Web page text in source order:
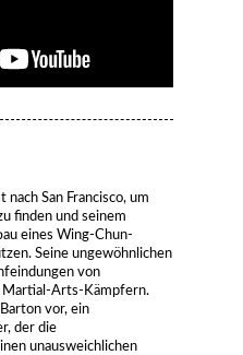
San Francisco, um
finden und seinem
eines Wing-Chun-
Seine ungewöhnlichen
von
Martial-Arts-Kämpfern.
vor, ein
der die
unausweichlichen